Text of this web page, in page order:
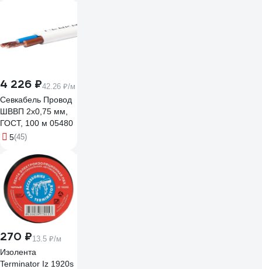
4 226 ₽42.26 ₽/м
Севкабель Провод
ШВВП 2х0,75 мм,
ГОСТ, 100 м 05480
5(45)
270 ₽13.5 ₽/м
Изолента
Terminator Iz 1920s